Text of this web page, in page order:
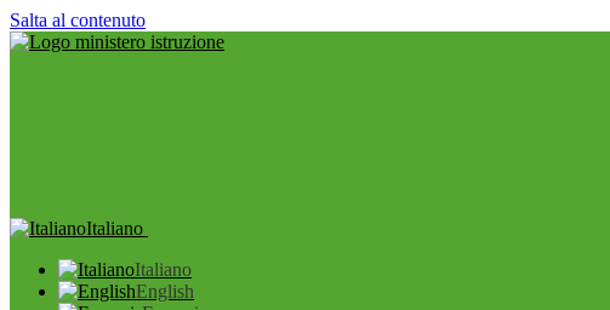
Salta al contenuto
Italiano
Italiano
English